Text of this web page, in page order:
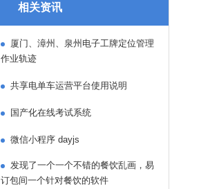
相关资讯
厦门、漳州、泉州电子工牌定位管理
作业轨迹
共享电单车运营平台使用说明
国产化在线考试系统
微信小程序 dayjs
发现了一个一个不错的餐饮乱画，易
订包间一个针对餐饮的软件